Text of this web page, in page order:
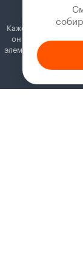
Кажется, вы
он может
элементы.